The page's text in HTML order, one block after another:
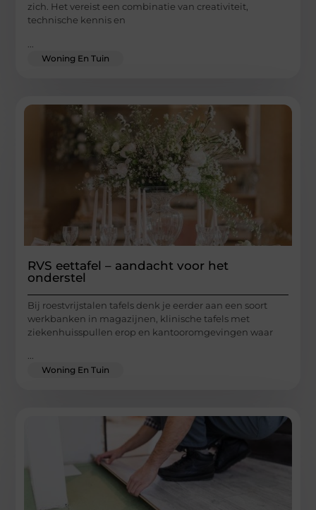
zich. Het vereist een combinatie van creativiteit,
technische kennis en
Woning En Tuin
RVS eettafel – aandacht voor het
onderstel
Bij roestvrijstalen tafels denk je eerder aan een soort
werkbanken in magazijnen, klinische tafels met
ziekenhuisspullen erop en kantooromgevingen waar
Woning En Tuin